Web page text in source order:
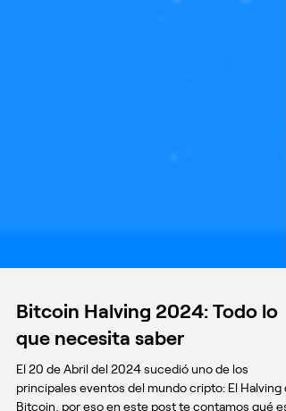
Bitcoin Halving 2024: Todo lo
que necesita saber
El 20 de Abril del 2024 sucedió uno de los